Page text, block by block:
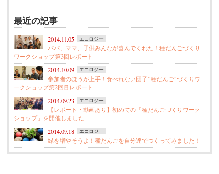
最近の記事
2014.11.05 エコロジー
パパ、ママ、子供みんなが喜んでくれた！種だんごづくり
ワークショップ第3回レポート
2014.10.09
エコロジー
参加者のほうが上手！食べれない団子”種だんご”づくりワ
ークショップ第2回目レポート
2014.09.23
エコロジー
【レポート・動画あり】初めての「種だんごづくりワーク
ショップ」を開催しました
2014.09.18
エコロジー
緑を増やそうよ！種だんごを自分達でつくってみました！